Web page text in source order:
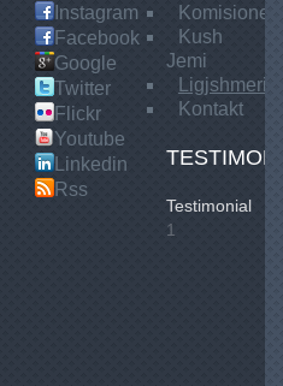
Instagram
Facebook
Google
Twitter
Flickr
Youtube
Linkedin
Rss
Komisionet
Kush
Jemi
Ligjshmeria
Kontakt
Testimonial
1